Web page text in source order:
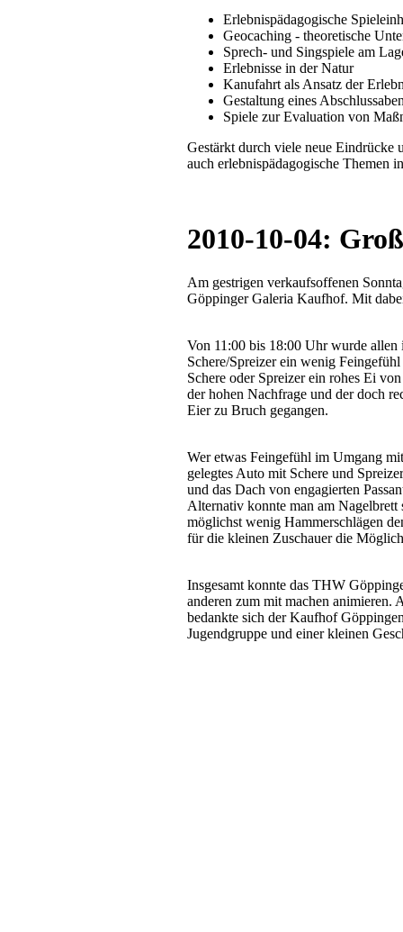
Erlebnispädagogische
Geocaching - theoretische
Sprech- und Singspiele am
Erlebnisse in der Natur
Kanufahrt als Ansatz der
Gestaltung eines
Spiele zur Evaluation von
Gestärkt durch viele neue Eindrücke
auch erlebnispädagogische Themen
2010-10-04:
Am gestrigen verkaufsoffenen
Göppinger Galeria Kaufhof. Mit
Von 11:00 bis 18:00 Uhr wurde allen
Schere/Spreizer ein wenig
Schere oder Spreizer ein rohes Ei
der hohen Nachfrage und der doch
Eier zu Bruch gegangen.
Wer etwas Feingefühl im Umgang
gelegtes Auto mit Schere und
und das Dach von engagierten
Alternativ konnte man am
möglichst wenig Hammerschlägen
für die kleinen Zuschauer die
Insgesamt konnte das THW
anderen zum mit machen animieren.
bedankte sich der Kaufhof
Jugendgruppe und einer kleinen